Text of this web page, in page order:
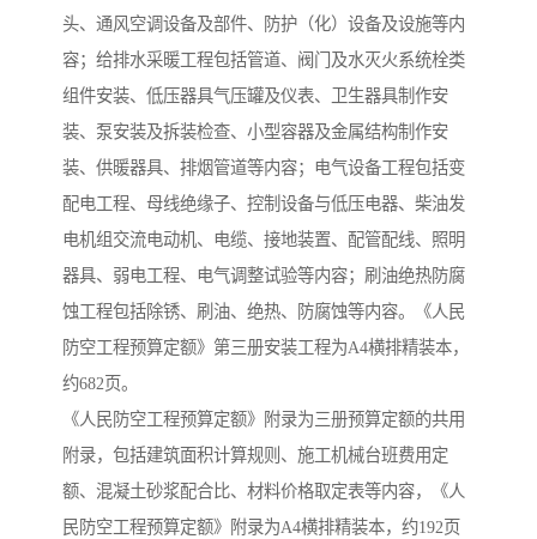
头、通风空调设备及部件、防护（化）设备及设施等内
容；给排水采暖工程包括管道、阀门及水灭火系统栓类
组件安装、低压器具气压罐及仪表、卫生器具制作安
装、泵安装及拆装检查、小型容器及金属结构制作安
装、供暖器具、排烟管道等内容；电气设备工程包括变
配电工程、母线绝缘子、控制设备与低压电器、柴油发
电机组交流电动机、电缆、接地装置、配管配线、照明
器具、弱电工程、电气调整试验等内容；刷油绝热防腐
蚀工程包括除锈、刷油、绝热、防腐蚀等内容。《人民
防空工程预算定额》第三册安装工程为A4横排精装本，
约682页。
《人民防空工程预算定额》附录为三册预算定额的共用
附录，包括建筑面积计算规则、施工机械台班费用定
额、混凝土砂浆配合比、材料价格取定表等内容，《人
民防空工程预算定额》附录为A4横排精装本，约192页